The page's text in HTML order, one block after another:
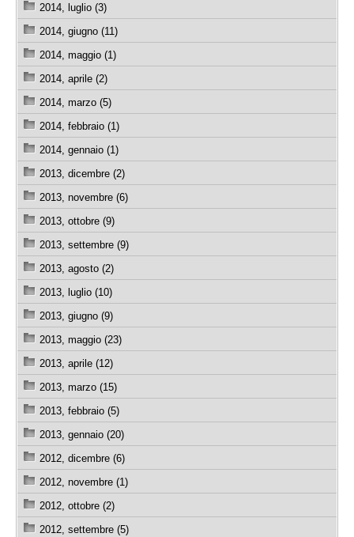
2014, luglio (3)
2014, giugno (11)
2014, maggio (1)
2014, aprile (2)
2014, marzo (5)
2014, febbraio (1)
2014, gennaio (1)
2013, dicembre (2)
2013, novembre (6)
2013, ottobre (9)
2013, settembre (9)
2013, agosto (2)
2013, luglio (10)
2013, giugno (9)
2013, maggio (23)
2013, aprile (12)
2013, marzo (15)
2013, febbraio (5)
2013, gennaio (20)
2012, dicembre (6)
2012, novembre (1)
2012, ottobre (2)
2012, settembre (5)